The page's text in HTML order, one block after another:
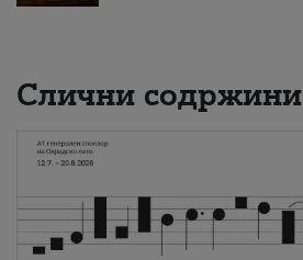
Слични содржини